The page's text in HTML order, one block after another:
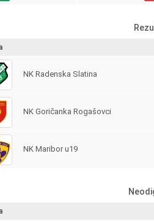
NK Radenska Slatina
NK Goričanka Rogašovci
NK Maribor u19